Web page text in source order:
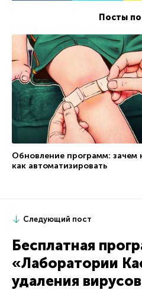
Посты
Обновление программ: зачем
как автоматизировать
Следующий пост
Бесплатная
«Лаборатории
удаления вирусов